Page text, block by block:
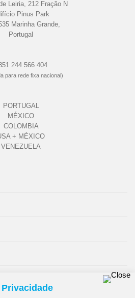
Leiria, 212 Fração N
Pinus Park
Marinha Grande,
Portugal
244 566 404
para rede fixa nacional)
PORTUGAL
MÉXICO
COLOMBIA
+ MÉXICO
VENEZUELA